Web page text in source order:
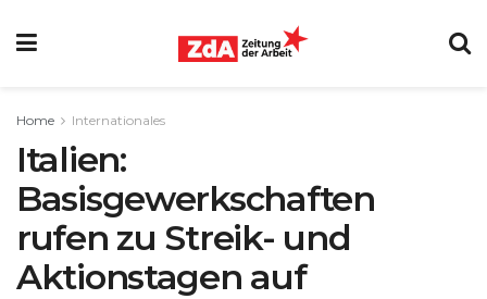
Home Internationales
Italien:
Basisgewerkschaften
rufen zu Streik- und
Aktionstagen auf